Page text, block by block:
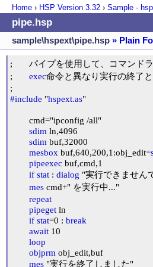
Home › HSP Version 3.32 › Sample -
pipe.hsp
sample\hspext\pipe.hsp » Plain
;	パイプを使用して、コマンドラインを実行するサンプル
exec命令と異なり実行の終了
#include "hspext.as"
sdim ln,4096
sdim buf,32000
mesbox buf,640,200,1:obj_edit=
pipeexec buf,cmd,1
if stat : dialog "実行できません
mes cmd+" を実行中..."
repeat
pipeget ln
if stat=0 : break
await 10
loop
objprm obj_edit,buf
mes "実行を終了しました"